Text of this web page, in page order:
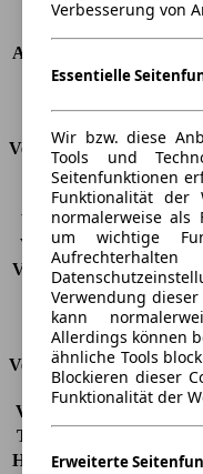
Sitze
Anhängelast (ungebremst)
Anhängelast (gebremst)
Verbrauch
CO2 Emissionen*
149
Verbrauch (Stadt)
9,0
Verbrauch (Land)
Verbrauch (komb.)* 6,6
Schadstoffklasse
EU6
Tankinhalt
50 l
Versicherungsklassen
Vollkasko
Teilkasko
Haftpflicht -
Verbesserung von
Essentielle
Wir bzw. diese
Tools und
Seitenfunktionen
Funktionalität der
normalerweise als
um wichtige
Verwendung
kann
Allerdings können
ähnliche Tools
Blockieren dieser
Funktionalität der
Erweiterte